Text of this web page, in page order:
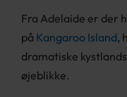
Fra Adelaide er der
på Kangaroo Island,
dramatiske
øjeblikke.